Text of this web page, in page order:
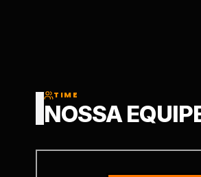
TIME
NOSSA